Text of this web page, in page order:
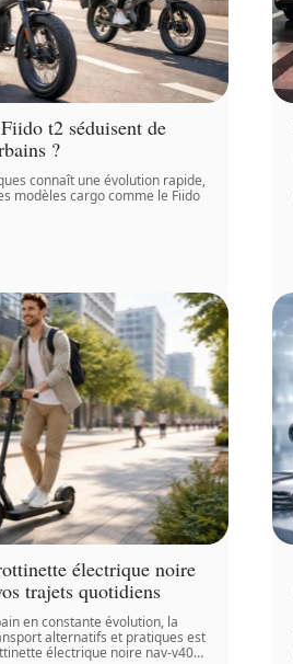
t2 séduisent de
?
connaît une évolution rapide,
modèles cargo comme le Fiido
électrique noire
trajets quotidiens
en constante évolution, la
alternatifs et pratiques est
électrique noire nav-v40…